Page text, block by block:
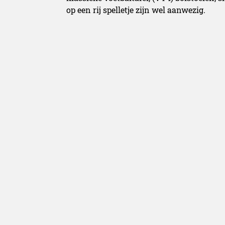
op een rij spelletje zijn wel aanwezig.